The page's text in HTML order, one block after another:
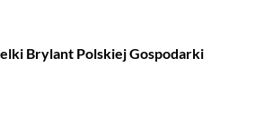
Brylant Polskiej Gospodarki